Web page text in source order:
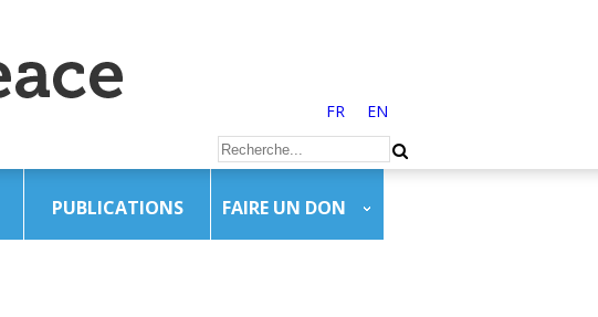
FR EN
PUBLICATIONS FAIRE UN DON